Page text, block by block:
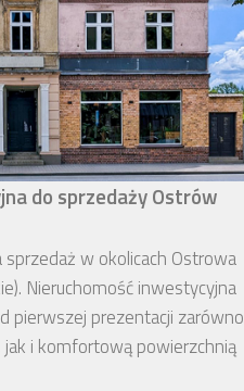
do sprzedaży Ostrów
w okolicach Ostrowa
Nieruchomość inwestycyjna
pierwszej prezentacji zarówno
jak i komfortową powierzchnią